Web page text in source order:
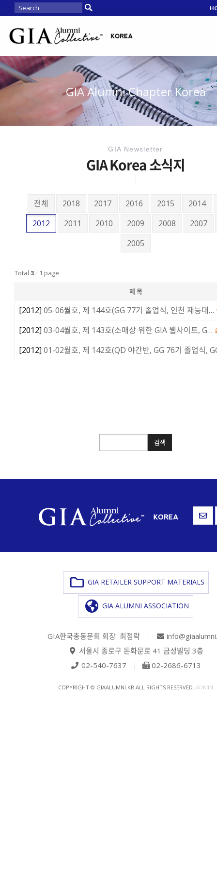
GIA Alumni Chapter Korea
GIA Newsletter
GIA Korea 소식지
전체 2018 2017 2016 2015
2014
2012
2011 2010 2009 2008
2007
2005
Total 3 / 1 page
제 목
[2012] 05-06월호, 제 144호(GG 77기 졸업식, 인천 재능대…
[2012] 03-04월호, 제 143호(소매상 위한 GIA 웹사이트, G…
[2012] 01-02월호, 제 142호(QD 야간반, GG 76기 졸업식,
검색
GIA RETAILER SUPPORT MATERIALS
GIA ALUMNI ASSOCIATION
GIA한국총동문회 회장 최점락
서울시 종로구 돈화문로 41 금성빌딩 3층
02-540-7637
02-2686-6713
COPYRIGHT © GIAALUMNI.KR ALL RIGHTS RESERVED. ADMIN